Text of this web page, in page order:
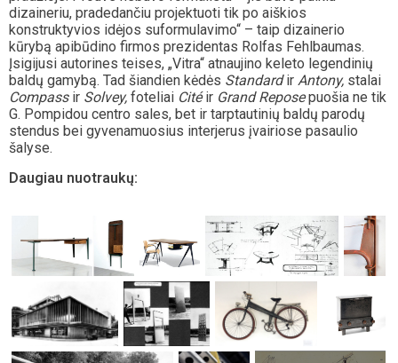
dizaineriu, pradedančiu projektuoti tik po aiškios
konstruktyvios idėjos suformulavimo“ – taip dizainerio
kūrybą apibūdino firmos prezidentas Rolfas Fehlbaumas.
Įsigijusi autorines teises, „Vitra“ atnaujino keleto legendinių
baldų gamybą. Tad šiandien kėdės Standardir Antony, stalai
Compassir Solvey, foteliai Citéir Grand Reposepuošia ne tik
G. Pompidou centro sales, bet ir tarptautinių baldų parodų
stendus bei gyvenamuosius interjerus įvairiose pasaulio
šalyse.
Daugiau nuotraukų: